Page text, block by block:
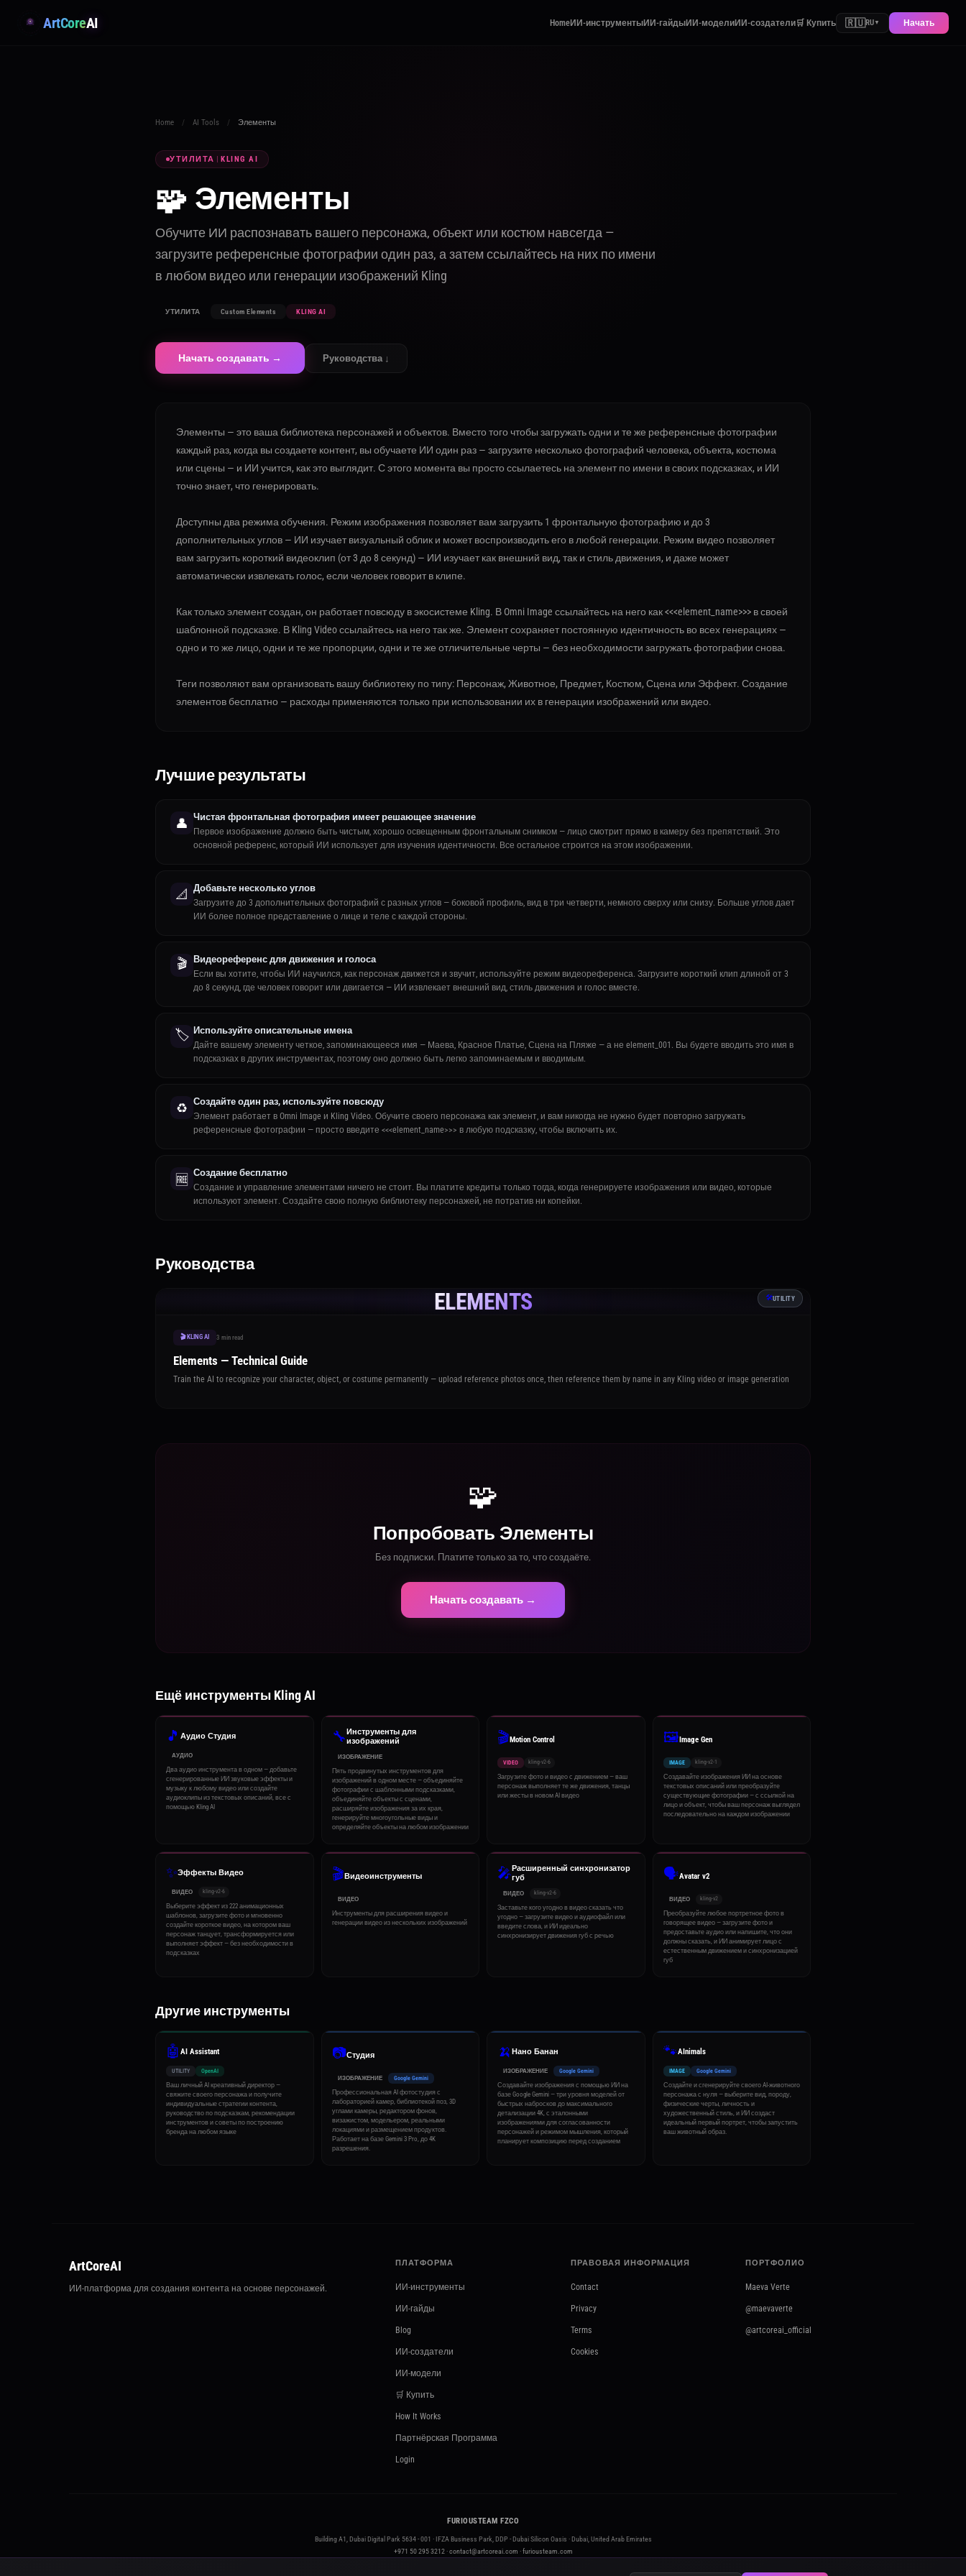
ArtCoreAI HomeИИ-инструментыИИ-гайдыИИ-моделиИИ-создатели🛒 Купить 🇷🇺RU ▼ Начать
Home / AI Tools / Элементы
УТИЛИТА | KLING AI
🧩 Элементы
Обучите ИИ распознавать вашего персонажа, объект или костюм навсегда —
загрузите референсные фотографии один раз, а затем ссылайтесь на них по имени
в любом видео или генерации изображений Kling
УТИЛИТА Custom Elements KLING AI
Начать создавать → Руководства ↓
Элементы — это ваша библиотека персонажей и объектов. Вместо того чтобы загружать одни и те же референсные фотографии
каждый раз, когда вы создаете контент, вы обучаете ИИ один раз — загрузите несколько фотографий человека, объекта, костюма
или сцены — и ИИ учится, как это выглядит. С этого момента вы просто ссылаетесь на элемент по имени в своих подсказках, и ИИ
точно знает, что генерировать.
Доступны два режима обучения. Режим изображения позволяет вам загрузить 1 фронтальную фотографию и до 3
дополнительных углов — ИИ изучает визуальный облик и может воспроизводить его в любой генерации. Режим видео позволяет
вам загрузить короткий видеоклип (от 3 до 8 секунд) — ИИ изучает как внешний вид, так и стиль движения, и даже может
автоматически извлекать голос, если человек говорит в клипе.
Как только элемент создан, он работает повсюду в экосистеме Kling. В Omni Image ссылайтесь на него как <<<element_name>>> в своей
шаблонной подсказке. В Kling Video ссылайтесь на него так же. Элемент сохраняет постоянную идентичность во всех генерациях —
одно и то же лицо, одни и те же пропорции, одни и те же отличительные черты — без необходимости загружать фотографии снова.
Теги позволяют вам организовать вашу библиотеку по типу: Персонаж, Животное, Предмет, Костюм, Сцена или Эффект. Создание
элементов бесплатно — расходы применяются только при использовании их в генерации изображений или видео.
Лучшие результаты
👤 Чистая фронтальная фотография имеет решающее значение
Первое изображение должно быть чистым, хорошо освещенным фронтальным снимком — лицо смотрит прямо в камеру без препятствий. Это
основной референс, который ИИ использует для изучения идентичности. Все остальное строится на этом изображении.
📐 Добавьте несколько углов
Загрузите до 3 дополнительных фотографий с разных углов — боковой профиль, вид в три четверти, немного сверху или снизу. Больше углов дает
ИИ более полное представление о лице и теле с каждой стороны.
🎬 Видеореференс для движения и голоса
Если вы хотите, чтобы ИИ научился, как персонаж движется и звучит, используйте режим видеореференса. Загрузите короткий клип длиной от 3
до 8 секунд, где человек говорит или двигается — ИИ извлекает внешний вид, стиль движения и голос вместе.
🏷️ Используйте описательные имена
Дайте вашему элементу четкое, запоминающееся имя — Маева, Красное Платье, Сцена на Пляже — а не element_001. Вы будете вводить это имя в
подсказках в других инструментах, поэтому оно должно быть легко запоминаемым и вводимым.
♻️ Создайте один раз, используйте повсюду
Элемент работает в Omni Image и Kling Video. Обучите своего персонажа как элемент, и вам никогда не нужно будет повторно загружать
референсные фотографии — просто введите <<<element_name>>> в любую подсказку, чтобы включить их.
🆓 Создание бесплатно
Создание и управление элементами ничего не стоит. Вы платите кредиты только тогда, когда генерируете изображения или видео, которые
используют элемент. Создайте свою полную библиотеку персонажей, не потратив ни копейки.
Руководства
ELEMENTS 🛠️UTILITY
🎬 KLING AI 3 min read
Elements — Technical Guide
Train the AI to recognize your character, object, or costume permanently — upload reference photos once, then reference them by name in any Kling video or image generation
🧩
Попробовать Элементы
Без подписки. Платите только за то, что создаёте.
Начать создавать →
Ещё инструменты Kling AI
🎵 Аудио Студия
АУДИО
Два аудио инструмента в одном — добавьте
сгенерированные ИИ звуковые эффекты и
музыку к любому видео или создайте
аудиоклипы из текстовых описаний, все с
помощью Kling AI
🔧 Инструменты для
изображений
ИЗОБРАЖЕНИЕ
Пять продвинутых инструментов для
изображений в одном месте — объединяйте
фотографии с шаблонными подсказками,
объединяйте объекты с сценами,
расширяйте изображения за их края,
генерируйте многоугольные виды и
определяйте объекты на любом изображении
🎬Motion Control
VIDEO kling-v2-6
Загрузите фото и видео с движением — ваш
персонаж выполняет те же движения, танцы
или жесты в новом AI видео
🖼️Image Gen
IMAGE kling-v2-1
Создавайте изображения ИИ на основе
текстовых описаний или преобразуйте
существующие фотографии — с ссылкой на
лицо и объект, чтобы ваш персонаж выглядел
последовательно на каждом изображении
✨Эффекты Видео
ВИДЕО kling-v2-6
Выберите эффект из 222 анимационных
шаблонов, загрузите фото и мгновенно
создайте короткое видео, на котором ваш
персонаж танцует, трансформируется или
выполняет эффект — без необходимости в
подсказках
🎬Видеоинструменты
ВИДЕО
Инструменты для расширения видео и
генерации видео из нескольких изображений
🎤 Расширенный синхронизатор
губ
ВИДЕО kling-v2-6
Заставьте кого угодно в видео сказать что
угодно — загрузите видео и аудиофайл или
введите слова, и ИИ идеально
синхронизирует движения губ с речью
🗣️Avatar v2
ВИДЕО kling-v2
Преобразуйте любое портретное фото в
говорящее видео — загрузите фото и
предоставьте аудио или напишите, что они
должны сказать, и ИИ анимирует лицо с
естественным движением и синхронизацией
губ
Другие инструменты
🤖 AI Assistant
UTILITY OpenAI
Ваш личный AI креативный директор —
свяжите своего персонажа и получите
индивидуальные стратегии контента,
руководство по подсказкам, рекомендации
инструментов и советы по построению
бренда на любом языке
📷Студия
ИЗОБРАЖЕНИЕ Google Gemini
Профессиональная AI фотостудия с
лабораторией камер, библиотекой поз, 3D
углами камеры, редактором фонов,
визажистом, модельером, реальными
локациями и размещением продуктов.
Работает на базе Gemini 3 Pro, до 4K
разрешения.
🍌 Нано Банан
ИЗОБРАЖЕНИЕ Google Gemini
Создавайте изображения с помощью ИИ на
базе Google Gemini — три уровня моделей от
быстрых набросков до максимального
детализации 4K, с эталонными
изображениями для согласованности
персонажей и режимом мышления, который
планирует композицию перед созданием
🐾AInimals
IMAGE Google Gemini
Создайте и сгенерируйте своего AI-животного
персонажа с нуля — выберите вид, породу,
физические черты, личность и
художественный стиль, и ИИ создаст
идеальный первый портрет, чтобы запустить
ваш животный образ.
ArtCoreAI
ИИ-платформа для создания контента на основе персонажей.
ПЛАТФОРМА
ИИ-инструменты
ИИ-гайды
Blog
ИИ-создатели
ИИ-модели
🛒 Купить
How It Works
Партнёрская Программа
Login
ПРАВОВАЯ ИНФОРМАЦИЯ
Contact
Privacy
Terms
Cookies
ПОРТФОЛИО
Maeva Verte
@maevaverte
@artcoreai_official
FURIOUSTEAM FZCO
Building A1, Dubai Digital Park 5634 - 001 · IFZA Business Park, DDP - Dubai Silicon Oasis · Dubai, United Arab Emirates
+971 50 295 3212·contact@artcoreai.com ·furiousteam.com